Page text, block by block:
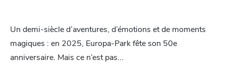
Un demi-siècle d’aventures, d’émotions et de moments
magiques : en 2025, Europa-Park fête son 50e
anniversaire. Mais ce n’est pas...